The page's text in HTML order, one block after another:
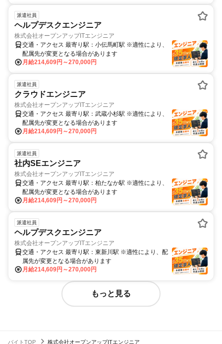
派遣社員
ヘルプデスクエンジニア
株式会社オープンアップITエンジニア
月給214,609円～270,000円
交通・アクセス 最寄り駅：小伝馬町駅 ※適性により、
配属先が変更となる場合があります
派遣社員
クラウドエンジニア
株式会社オープンアップITエンジニア
月給214,609円～270,000円
交通・アクセス 最寄り駅：武蔵小杉駅 ※適性により、
配属先が変更となる場合があります
派遣社員
社内SEエンジニア
株式会社オープンアップITエンジニア
月給214,609円～270,000円
交通・アクセス 最寄り駅：柏たなか駅 ※適性により、
配属先が変更となる場合があります
派遣社員
ヘルプデスクエンジニア
株式会社オープンアップITエンジニア
月給214,609円～270,000円
交通・アクセス 最寄り駅：東新川駅 ※適性により、配
属先が変更となる場合があります
もっと見る
バイトTOP 株式会社オープンアップITエンジニア